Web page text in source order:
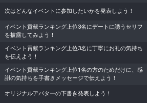
次はどんなイベントに参加したいかを発表しよう！
イベント貢献ランキング上位3名にデートに誘うセリフ
を披露してみよう！
イベント貢献ランキング上位3名に丁寧にお礼の気持ち
を伝えよう！
イベント貢献ランキング上位1名の方のためだけに、感
謝の気持ちを手書きメッセージで伝えよう！
オリジナルアバターの下書き発表しよう！